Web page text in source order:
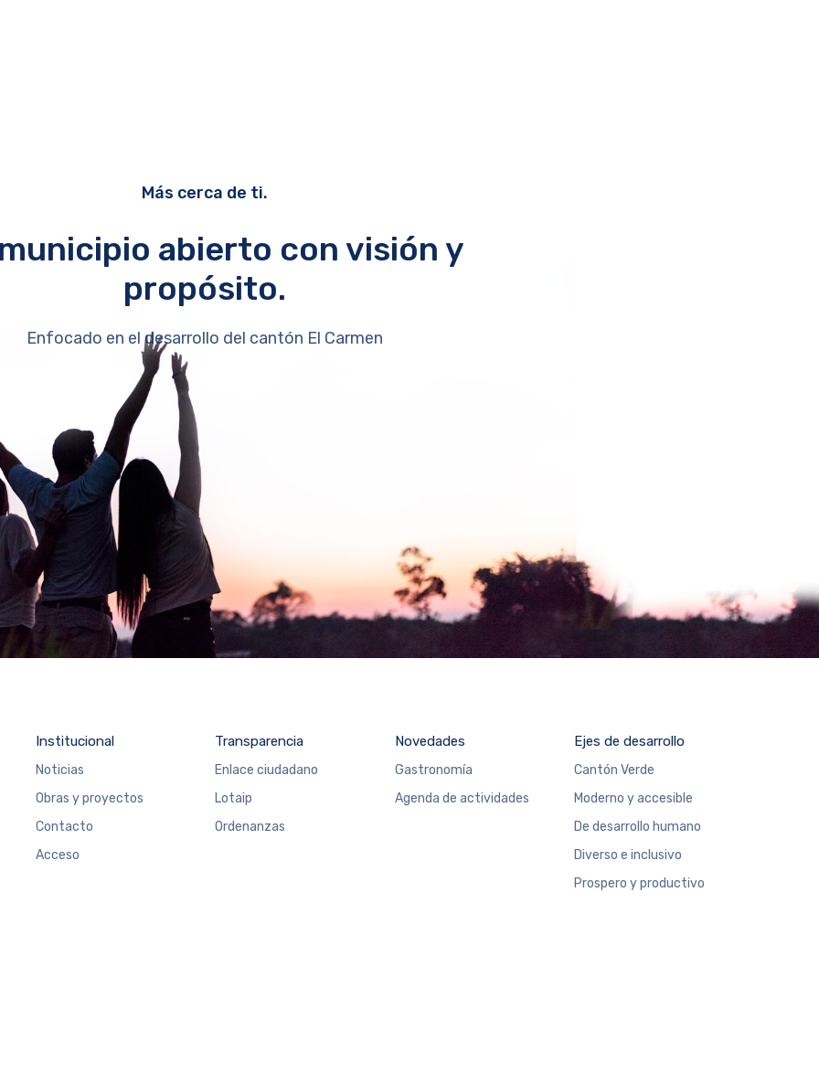
Más cerca de ti.
abierto con visión y
propósito.
Enfocado en el desarrollo del cantón El Carmen
Institucional
Noticias
Obras y proyectos
Contacto
Acceso
Transparencia
Enlace ciudadano
Lotaip
Ordenanzas
Novedades
Gastronomía
Agenda de actividades
Ejes de desarrollo
Cantón Verde
Moderno y accesible
De desarrollo humano
Diverso e inclusivo
Prospero y productivo